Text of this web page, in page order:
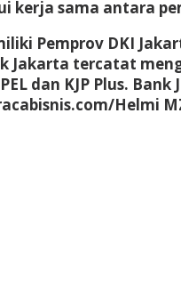
kerja sama antara
Pemprov DKI
Jakarta tercatat
dan KJP Plus.
Helmi